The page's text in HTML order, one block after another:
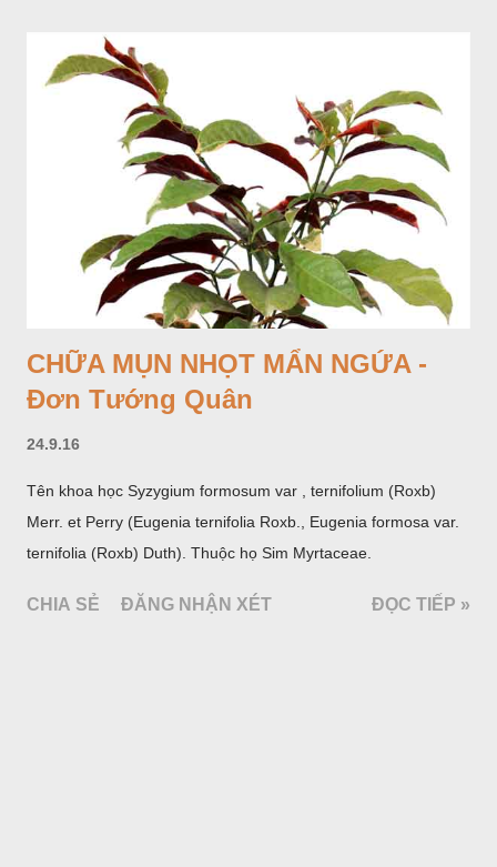
CHỮA MỤN NHỌT MẨN NGỨA -
Đơn Tướng Quân
24.9.16
Tên khoa học Syzygium formosum var , ternifolium (Roxb)
Merr. et Perry (Eugenia ternifolia Roxb., Eugenia formosa var.
ternifolia (Roxb) Duth). Thuộc họ Sim Myrtaceae.
CHIA SẺ ĐĂNG NHẬN XÉT ĐỌC TIẾP »